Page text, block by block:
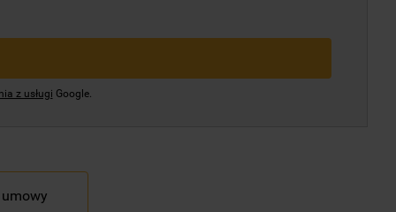
z usługi Google.